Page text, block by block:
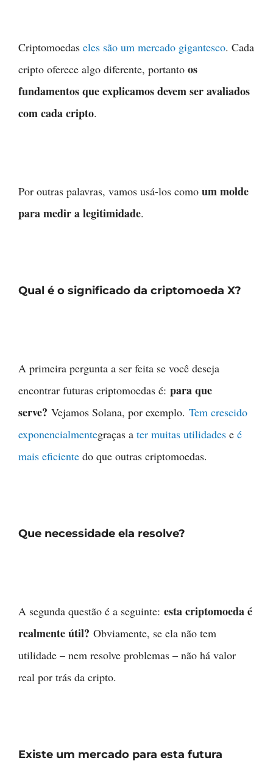
Criptomoedas eles são um mercado gigantesco. Cada
cripto oferece algo diferente, portanto os
fundamentos que explicamos devem ser avaliados
com cada cripto.
Por outras palavras, vamos usá-los como um molde
para medir a legitimidade.
Qual é o significado da criptomoeda X?
A primeira pergunta a ser feita se você deseja
encontrar futuras criptomoedas é: para que
serve? Vejamos Solana, por exemplo. Tem crescido
exponencialmentegraças a ter muitas utilidades e é
mais eficiente do que outras criptomoedas.
Que necessidade ela resolve?
A segunda questão é a seguinte: esta criptomoeda é
realmente útil? Obviamente, se ela não tem
utilidade – nem resolve problemas – não há valor
real por trás da cripto.
Existe um mercado para esta futura